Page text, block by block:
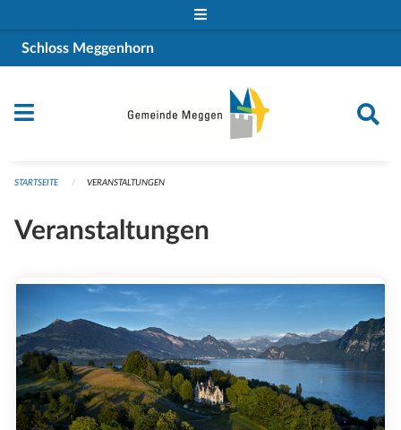
Schloss Meggenhorn
STARTSEITE VERANSTALTUNGEN
Veranstaltungen